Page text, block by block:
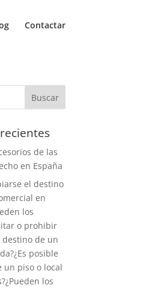
Contactar
de las
en España
el destino
en
los
o prohibir
de un
posible
un piso o local
los